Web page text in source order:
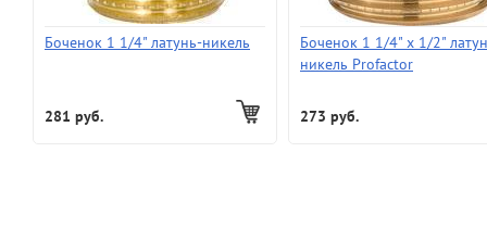
Боченок 1 1/4" латунь-никель
281 руб.
Боченок 1 1/4" х 1/2"
никель Profactor
273 руб.